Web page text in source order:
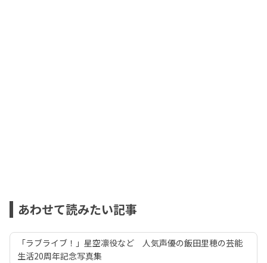
あわせて読みたい記事
「ラブライブ！」星空凛役など 人気声優の飯田里穂の芸能
生活20周年記念写真集